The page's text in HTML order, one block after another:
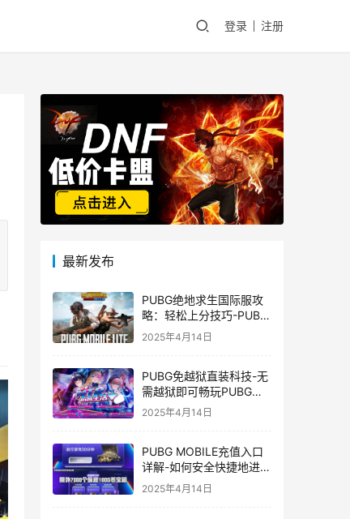
登录 注册
最新发布
PUBG绝地求生国际服攻
略：轻松上分技巧-PUBG
绝地求生国际服新手入门
2025年4月14日
PUBG免越狱直装科技-无
需越狱即可畅玩PUBG的
安装技巧
2025年4月14日
PUBG MOBILE充值入口
详解-如何安全快捷地进行
PUBG MOBILE充值
2025年4月14日